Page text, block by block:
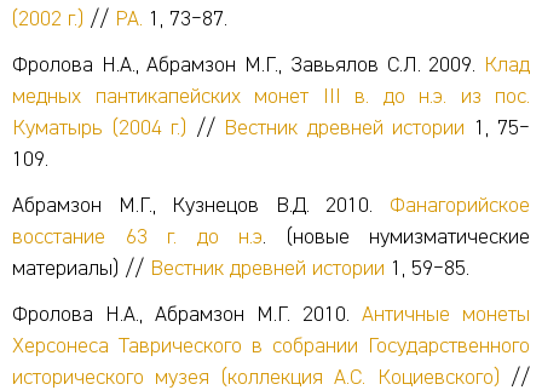
(2002 г.) // РА. 1, 73‒87.
Фролова H.A., Абрамзон М.Г., Завьялов С.Л. 2009.
Клад
медных пантикапейских монет III в. до н.э. из пос.
Куматырь (2004 г.) // Вестник древней истории 1, 75‒
109.
Абрамзон М.Г., Кузнецов В.Д. 2010. Фанагорийское
восстание 63 г. до н.э. (новые нумизматические
материалы) // Вестник древней истории 1, 59‒85.
Фролова Н.А., Абрамзон М.Г. 2010. Античные монеты
Херсонеса Таврического в собрании Государственного
исторического музея (коллекция А.С. Коциевского) //